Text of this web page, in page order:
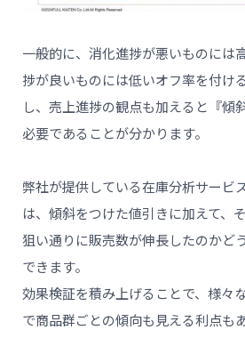
一般的に、消化進捗が悪いものには
捗が良いものには低いオフ率を付け
し、売上進捗の観点も加えると『傾
必要であることが分かります。
弊社が提供している在庫分析サービ
は、傾斜をつけた値引きに加えて、
狙い通りに販売数が伸長したのかど
できます。
効果検証を積み上げることで、様々
で商品群ごとの傾向も見える利点も